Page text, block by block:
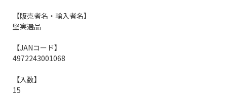
【販売者名・輸入者名】
堅実選品
【JANコード】
4972243001068
【入数】
15